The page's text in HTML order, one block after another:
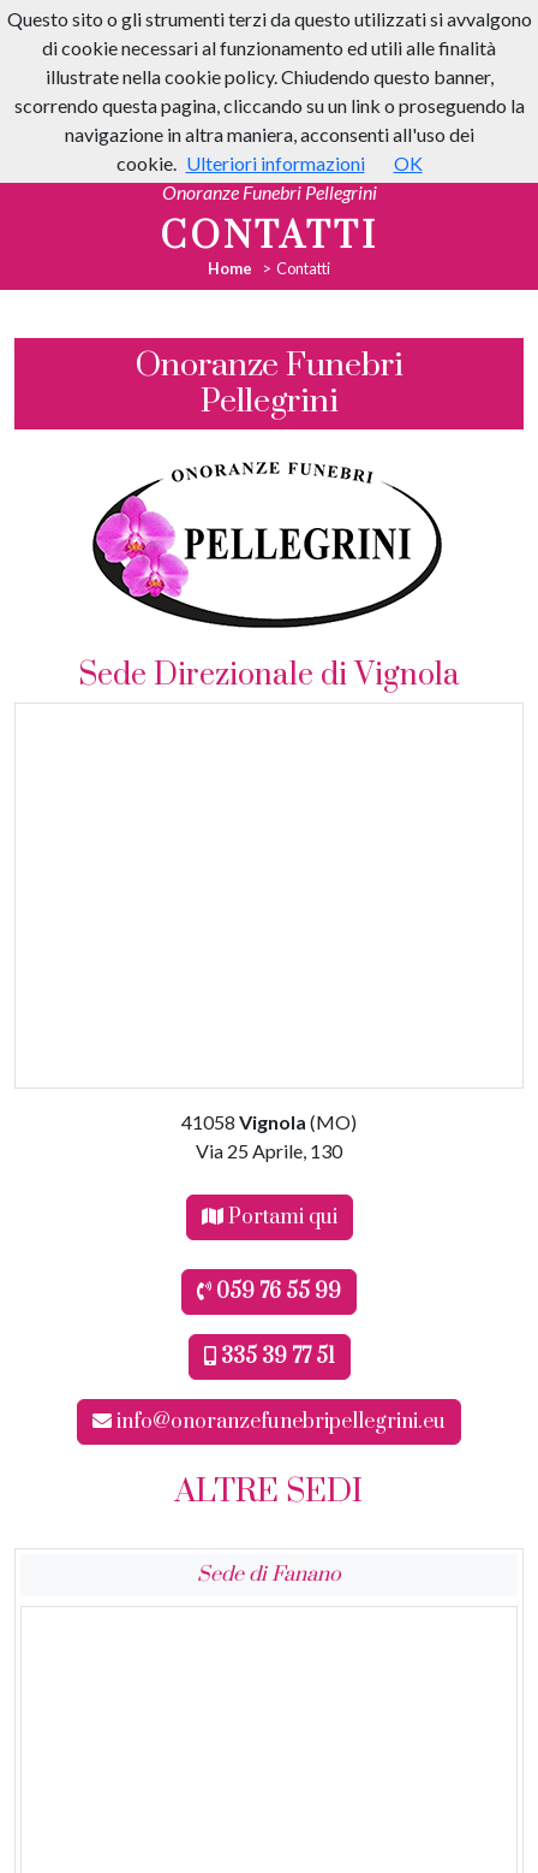
Onoranze Funebri Pellegrini
CONTATTI
Home Contatti
Onoranze Funebri
Pellegrini
Sede Direzionale di Vignola
41058 Vignola (MO)
Via 25 Aprile, 130
Portami qui
059 76 55 99
335 39 77 51
info@onoranzefunebripellegrini.eu
ALTRE SEDI
Sede di Fanano
Questo sito o gli strumenti terzi da questo utilizzati si avvalgono
di cookie necessari al funzionamento ed utili alle finalità
illustrate nella cookie policy. Chiudendo questo banner,
scorrendo questa pagina, cliccando su un link o proseguendo la
navigazione in altra maniera, acconsenti all'uso dei
cookie. Ulteriori informazioni OK